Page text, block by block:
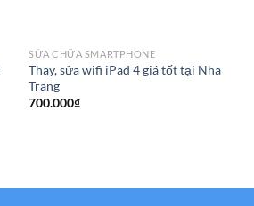
SỬA CHỮA SMARTPHONE
Thay, sửa wifi iPad 4 giá tốt tại Nha
Trang
700.000₫